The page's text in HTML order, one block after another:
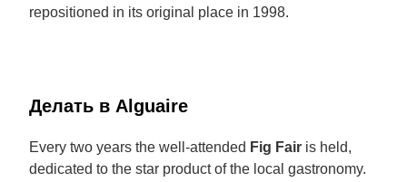
repositioned in its original place in 1998.
Делать в Alguaire
Every two years the well-attended Fig Fair is held,
dedicated to the star product of the local gastronomy.